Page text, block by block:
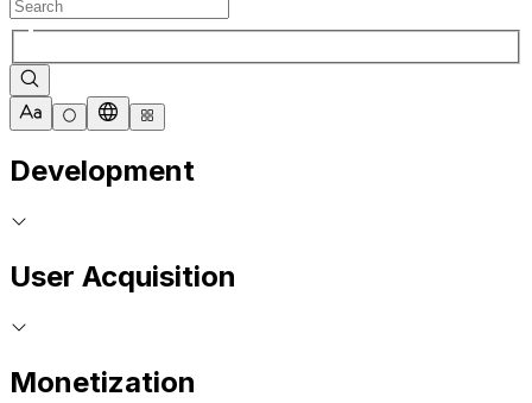
Development
User Acquisition
Monetization